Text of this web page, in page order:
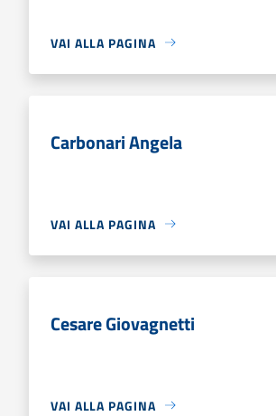
VAI ALLA PAGINA
Carbonari Angela
VAI ALLA PAGINA
Cesare Giovagnetti
VAI ALLA PAGINA